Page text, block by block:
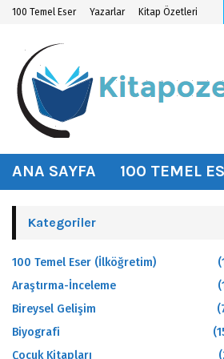
100 Temel Eser Yazarlar Kitap Özetleri
ÖZETİ
ANA SAYFA 100 TEMEL
Kategoriler
100 Temel Eser (İlköğretim)
Araştırma-İnceleme
Bireysel Gelişim
Biyografi
Çocuk Kitapları